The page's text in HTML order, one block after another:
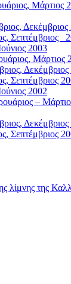
Μάρτιος
Δεκέμβριος
Σεπτέμβριος
2003
Μάρτιος
Δεκέμβριος
Σεπτέμβριος
2002
–
Δεκέμβριος
Σεπτέμβριος
λίμνης της